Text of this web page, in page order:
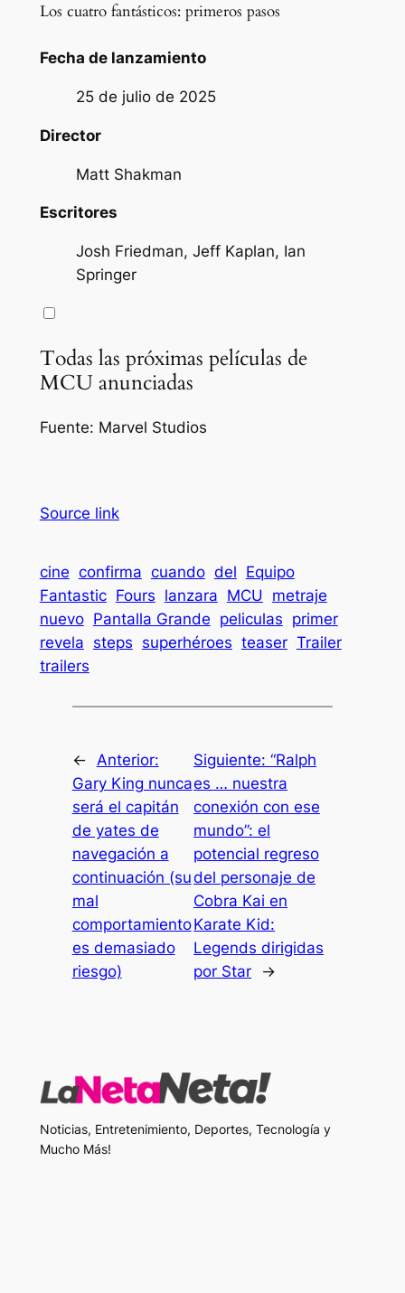
Los cuatro fantásticos: primeros pasos
Fecha de lanzamiento
25 de julio de 2025
Director
Matt Shakman
Escritores
Josh Friedman, Jeff Kaplan, Ian
Springer
Todas las próximas películas de
MCU anunciadas
Fuente: Marvel Studios
Source link
cine confirma cuando del Equipo
Fantastic Fours lanzara MCU metraje
nuevo Pantalla Grande peliculas primer
revela steps superhéroes teaser Trailer
trailers
←
Anterior:
Gary King nunca
será el capitán
de yates de
navegación a
continuación (su
mal
comportamiento
es demasiado
riesgo)
Siguiente:“Ralph
es … nuestra
conexión con ese
mundo”: el
potencial regreso
del personaje de
Cobra Kai en
Karate Kid:
Legends dirigidas
por Star
→
Noticias, Entretenimiento, Deportes, Tecnología y
Mucho Más!